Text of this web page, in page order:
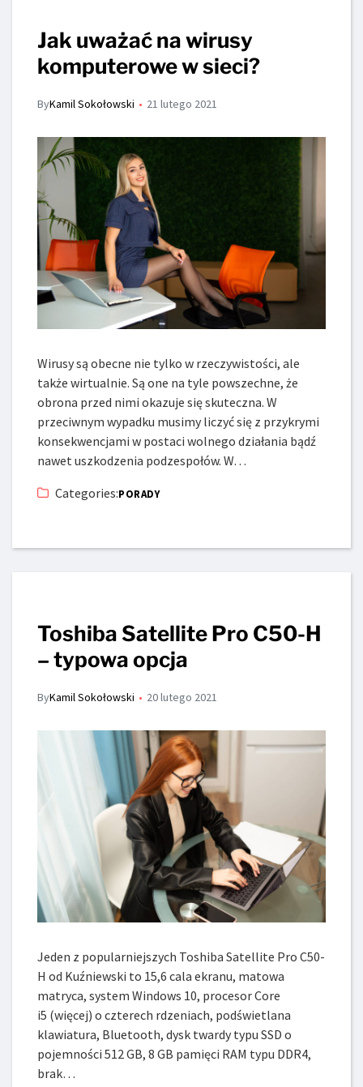
Jak uważać na wirusy
komputerowe w sieci?
ByKamil Sokołowski 21 lutego 2021
Wirusy są obecne nie tylko w rzeczywistości, ale
także wirtualnie. Są one na tyle powszechne, że
obrona przed nimi okazuje się skuteczna. W
przeciwnym wypadku musimy liczyć się z przykrymi
konsekwencjami w postaci wolnego działania bądź
nawet uszkodzenia podzespołów. W…
Categories:PORADY
Toshiba Satellite Pro C50-H
– typowa opcja
ByKamil Sokołowski 20 lutego 2021
Jeden z popularniejszych Toshiba Satellite Pro C50-
H od Kuźniewski to 15,6 cala ekranu, matowa
matryca, system Windows 10, procesor Core
i5 (więcej) o czterech rdzeniach, podświetlana
klawiatura, Bluetooth, dysk twardy typu SSD o
pojemności 512 GB, 8 GB pamięci RAM typu DDR4,
brak…